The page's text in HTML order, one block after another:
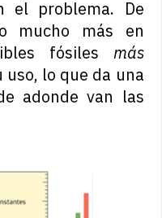
el problema. De
mucho más en
fósiles más
lo que da una
adonde van las